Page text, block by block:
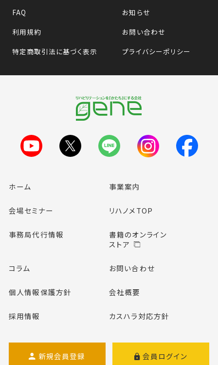
FAQ
お知らせ
利用規約
お問い合わせ
特定商取引法に基づく表示
プライバシーポリシー
ホーム 事業案内
会場セミナー リハノメTOP
事務局代行情報
書籍のオンライン
ストア
コラム お問い合わせ
個人情報保護方針 会社概要
採用情報 カスハラ対応方針
新規会員登録 会員ログイン